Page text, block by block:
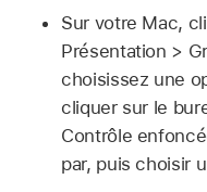
Sur votre Mac,
Présentation >
choisissez une
cliquer sur le
Contrôle
par, puis choisir